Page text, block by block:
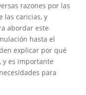
razones por las
las caricias, y
abordar este
hasta el
explicar por qué
y es importante
para